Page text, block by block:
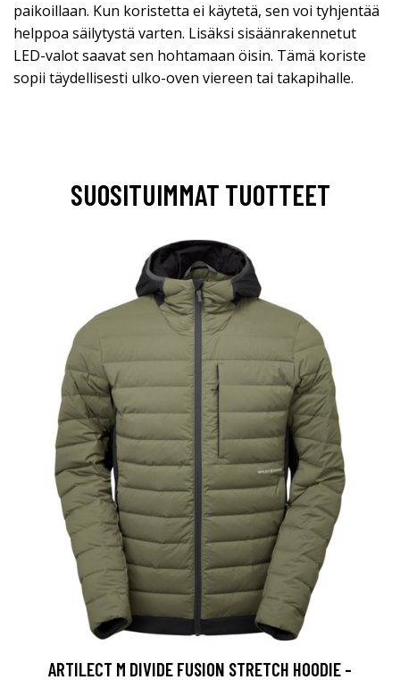
paikoillaan. Kun koristetta ei käytetä, sen voi tyhjentää
helppoa säilytystä varten. Lisäksi sisäänrakennetut
LED-valot saavat sen hohtamaan öisin. Tämä koriste
sopii täydellisesti ulko-oven viereen tai takapihalle.
SUOSITUIMMAT TUOTTEET
ARTILECT M DIVIDE FUSION STRETCH HOODIE -